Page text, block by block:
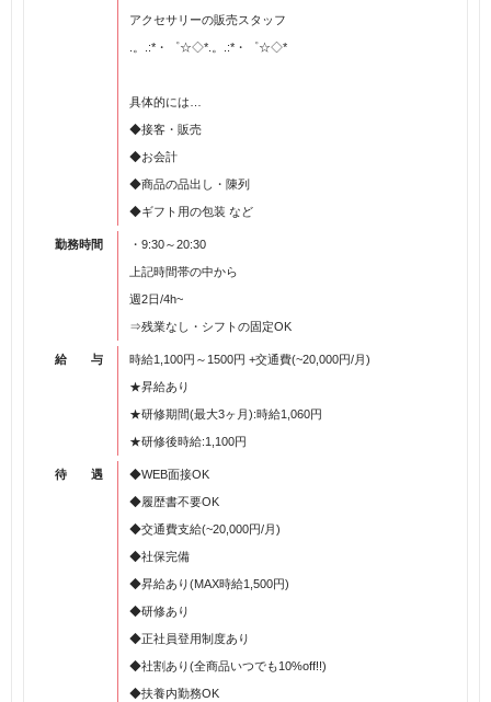
アクセサリーの販売スタッフ
.。.:*・゜☆◇*.。.:*・゜☆◇*
具体的には…
◆接客・販売
◆お会計
◆商品の品出し・陳列
◆ギフト用の包装 など
勤務時間 ・9:30～20:30
上記時間帯の中から
週2日/4h~
⇒残業なし・シフトの固定OK
給 与 時給1,100円～1500円 +交通費(~20,000円/月)
★昇給あり
★研修期間(最大3ヶ月):時給1,060円
★研修後時給:1,100円
待 遇 ◆WEB面接OK
◆履歴書不要OK
◆交通費支給(~20,000円/月)
◆社保完備
◆昇給あり(MAX時給1,500円)
◆研修あり
◆正社員登用制度あり
◆社割あり(全商品いつでも10%off!!)
◆扶養内勤務OK